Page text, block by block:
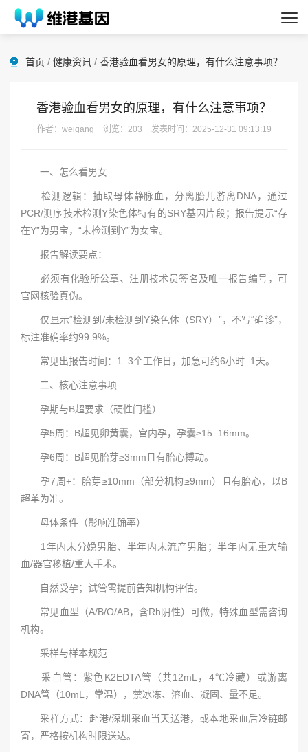
首页 / 健康资讯 / 香港验血看男女的原理，有什么注意事项？
香港验血看男女的原理，有什么注意事项？
作者：weigang 浏览：203 发表时间：2025-12-31 09:13:19
一、怎么看男女
检测逻辑：抽取母体静脉血，分离胎儿游离DNA，通过
PCR/测序技术检测Y染色体特有的SRY基因片段；报告提示“存
在Y”为男宝，“未检测到Y”为女宝。
报告解读要点：
必须有化验所公章、注册技术员签名及唯一报告编号，可
官网核验真伪。
仅显示“检测到/未检测到Y染色体（SRY）”，不写“确诊”，
标注准确率约99.9%。
常见出报告时间：1–3个工作日，加急可约6小时–1天。
二、核心注意事项
孕期与B超要求（硬性门槛）
孕5周：B超见卵黄囊，宫内孕，孕囊≥15–16mm。
孕6周：B超见胎芽≥3mm且有胎心搏动。
孕7周+：胎芽≥10mm（部分机构≥9mm）且有胎心，以B
超单为准。
母体条件（影响准确率）
1年内未分娩男胎、半年内未流产男胎；半年内无重大输
血/器官移植/重大手术。
自然受孕；试管需提前告知机构评估。
常见血型（A/B/O/AB，含Rh阴性）可做，特殊血型需咨询
机构。
采样与样本规范
采血管：紫色K2EDTA管（共12mL，4℃冷藏）或游离
DNA管（10mL，常温），禁冰冻、溶血、凝固、量不足。
采样方式：赴港/深圳采血当天送港，或本地采血后冷链邮
寄，严格按机构时限送达。